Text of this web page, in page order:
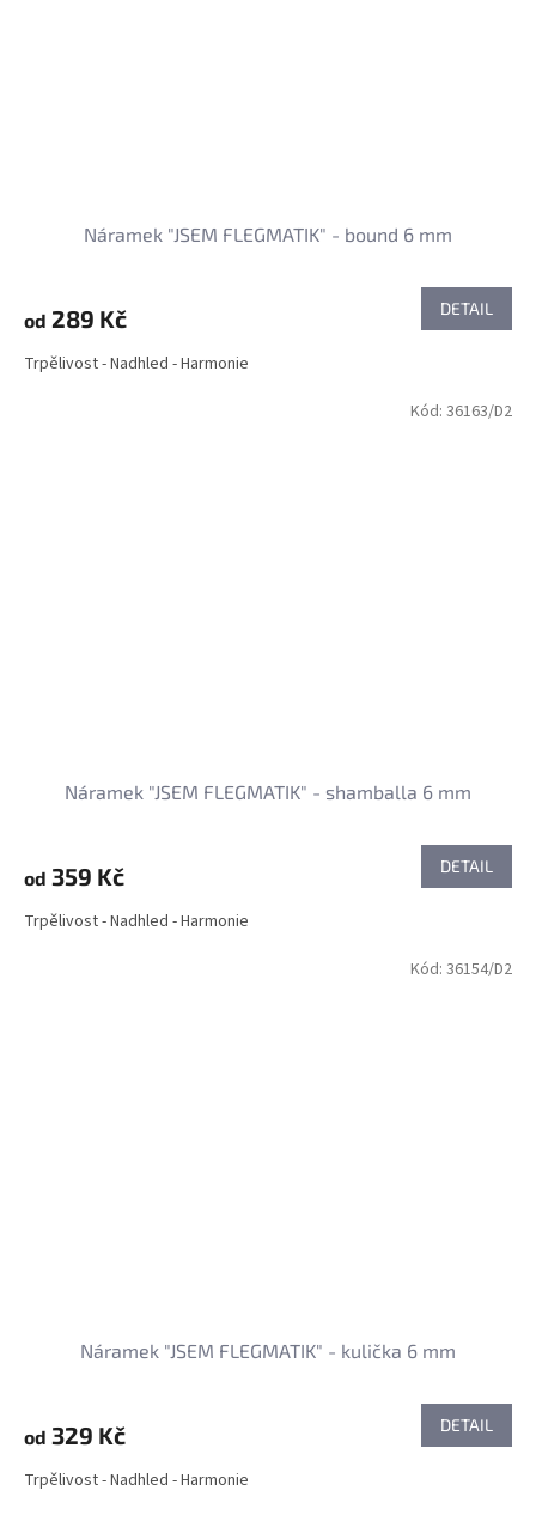
Náramek "JSEM FLEGMATIK" - bound 6 mm
od 289 Kč DETAIL
Trpělivost - Nadhled - Harmonie
Náramek "JSEM FLEGMATIK" - shamballa 6 mm
od 359 Kč DETAIL
Trpělivost - Nadhled - Harmonie
Kód: 36163/D2
Náramek "JSEM FLEGMATIK" - kulička 6 mm
od 329 Kč DETAIL
Trpělivost - Nadhled - Harmonie
Kód: 36154/D2